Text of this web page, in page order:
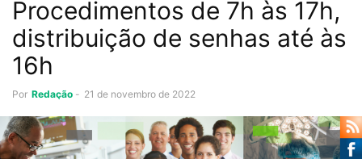
Procedimentos de 7h às 17h,
distribuição de senhas até às
16h
Por Redação - 21 de novembro de 2022